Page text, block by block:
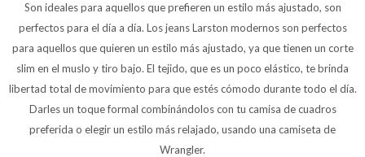
Son ideales para aquellos que prefieren un estilo más ajustado, son
perfectos para el día a día. Los jeans Larston modernos son perfectos
para aquellos que quieren un estilo más ajustado, ya que tienen un corte
slim en el muslo y tiro bajo. El tejido, que es un poco elástico, te brinda
libertad total de movimiento para que estés cómodo durante todo el día.
Darles un toque formal combinándolos con tu camisa de cuadros
preferida o elegir un estilo más relajado, usando una camiseta de
Wrangler.